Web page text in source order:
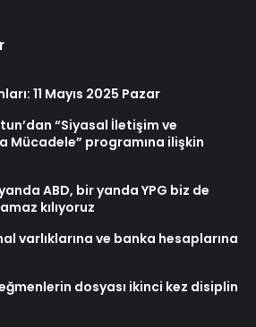
11 Mayıs 2025 Pazar
“Siyasal İletişim ve
Mücadele” programına ilişkin
ABD, bir yanda YPG biz de
kılıyoruz
varlıklarına ve banka hesaplarına
dosyası ikinci kez disiplin